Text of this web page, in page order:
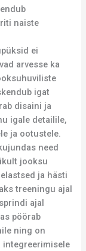
naiste
ei
arvesse ka
igat
disaini ja
igale detailile,
ja ootustele.
need
jooksu
ja hästi
treeningu ajal
ajal
pöörab
ning on